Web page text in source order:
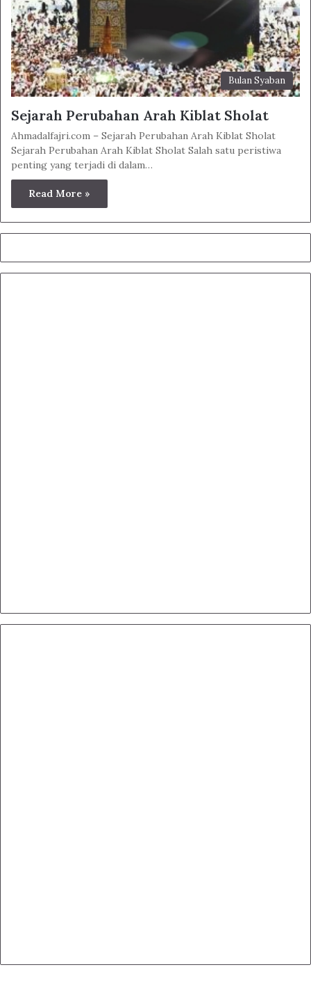
Bulan Syaban
Sejarah Perubahan Arah Kiblat Sholat
Ahmadalfajri.com – Sejarah Perubahan Arah Kiblat Sholat
Sejarah Perubahan Arah Kiblat Sholat Salah satu peristiwa
penting yang terjadi di dalam…
Read More »